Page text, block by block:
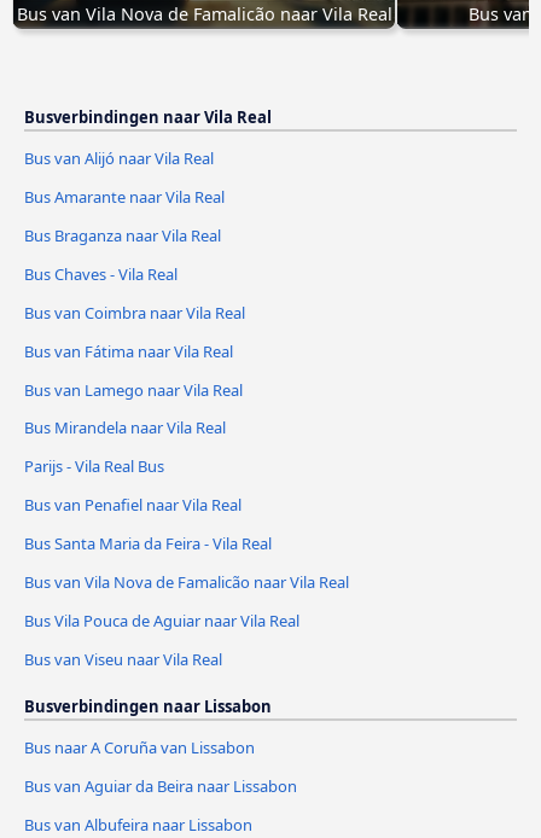
Bus van Vila Nova de Famalicão naar Vila Real Bus van
Busverbindingen naar Vila Real
Bus van Alijó naar Vila Real
Bus Amarante naar Vila Real
Bus Braganza naar Vila Real
Bus Chaves - Vila Real
Bus van Coimbra naar Vila Real
Bus van Fátima naar Vila Real
Bus van Lamego naar Vila Real
Bus Mirandela naar Vila Real
Parijs - Vila Real Bus
Bus van Penafiel naar Vila Real
Bus Santa Maria da Feira - Vila Real
Bus van Vila Nova de Famalicão naar Vila Real
Bus Vila Pouca de Aguiar naar Vila Real
Bus van Viseu naar Vila Real
Busverbindingen naar Lissabon
Bus naar A Coruña van Lissabon
Bus van Aguiar da Beira naar Lissabon
Bus van Albufeira naar Lissabon